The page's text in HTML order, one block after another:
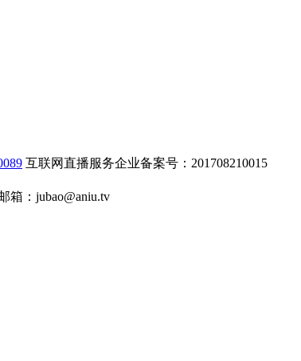
互联网直播服务企业备案号：201708210015
箱： jubao@aniu.tv